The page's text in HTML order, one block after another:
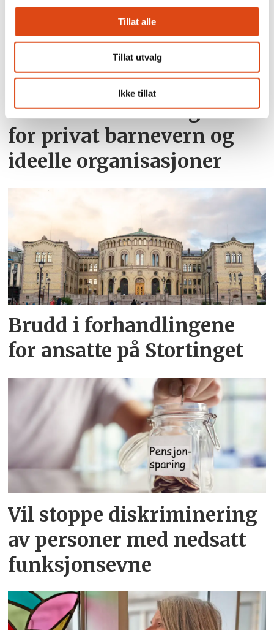
Tillat alle
Tillat utvalg
Ikke tillat
Brudd i forhandlingene
for privat barnevern og
ideelle organisasjoner
Brudd i forhandlingene
for ansatte på Stortinget
Vil stoppe diskriminering
av personer med nedsatt
funksjonsevne